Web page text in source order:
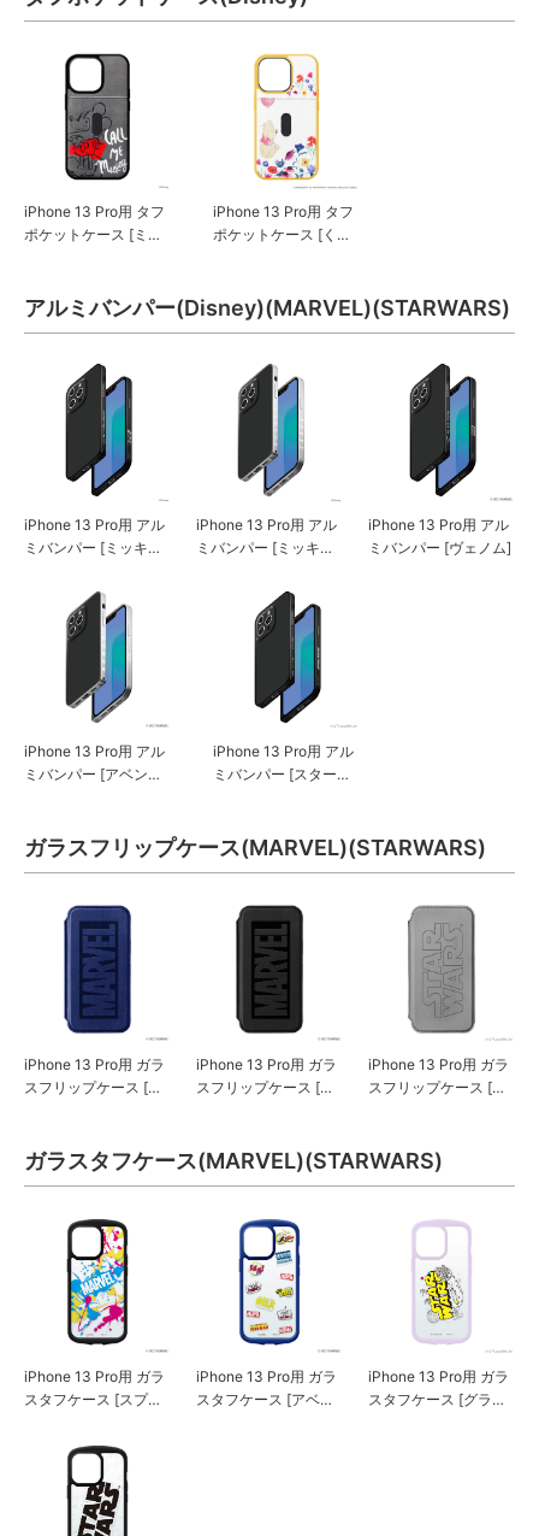
iPhone 13 Pro用 タフ
ポケットケース [ミッ
iPhone 13 Pro用 タフ
ポケットケース [くま
アルミバンパー(Disney)(MARVEL)(STARWARS)
iPhone 13 Pro用 アル
ミバンパー [ミッキー
iPhone 13 Pro用 アル
ミバンパー [ミッキー
iPhone 13 Pro用 アル
ミバンパー [ヴェノム]
iPhone 13 Pro用 アル
ミバンパー [アベンジ
iPhone 13 Pro用 アル
ミバンパー [スター・
ガラスフリップケース(MARVEL)(STARWARS)
iPhone 13 Pro用 ガラ
スフリップケース [ス
iPhone 13 Pro用 ガラ
スフリップケース [ヴ
iPhone 13 Pro用 ガラ
スフリップケース [ダ
ガラスタフケース(MARVEL)(STARWARS)
iPhone 13 Pro用 ガラ
スタフケース [スプラ
iPhone 13 Pro用 ガラ
スタフケース [アベン
iPhone 13 Pro用 ガラ
スタフケース [グラフ